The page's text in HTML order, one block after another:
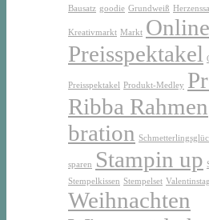
Bausatz goodie Grundweiß
Kreativmarkt Markt Online
Preisspektakel
Preisspektakel Produkt-Medley
Ribba Rahmen
bration
sparen Stampin up
Stempelkissen Stempelset Valentinstag
Weihnachten